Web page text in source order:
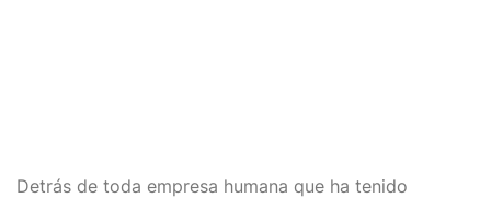
Detrás de toda empresa humana que ha tenido